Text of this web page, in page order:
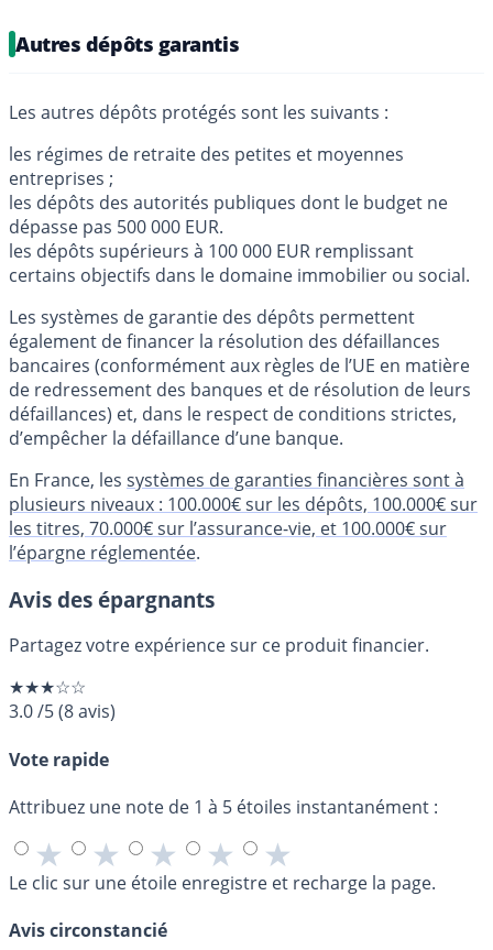
Autres dépôts garantis
Les autres dépôts protégés sont les suivants :
les régimes de retraite des petites et moyennes
entreprises ;
les dépôts des autorités publiques dont le budget ne
dépasse pas 500 000 EUR.
les dépôts supérieurs à 100 000 EUR remplissant
certains objectifs dans le domaine immobilier ou social.
Les systèmes de garantie des dépôts permettent
également de financer la résolution des défaillances
bancaires (conformément aux règles de l’UE en matière
de redressement des banques et de résolution de leurs
défaillances) et, dans le respect de conditions strictes,
d’empêcher la défaillance d’une banque.
En France, les systèmes de garanties financières sont à
plusieurs niveaux : 100.000€ sur les dépôts, 100.000€ sur
les titres, 70.000€ sur l’assurance-vie, et 100.000€ sur
l’épargne réglementée.
Avis des épargnants
Partagez votre expérience sur ce produit financier.
★★★☆☆
3.0/5(8avis)
Vote rapide
Attribuez une note de 1 à 5 étoiles instantanément :
★ ★ ★ ★ ★
Le clic sur une étoile enregistre et recharge la page.
Avis circonstancié